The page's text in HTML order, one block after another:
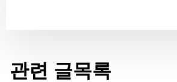
관련 글목록